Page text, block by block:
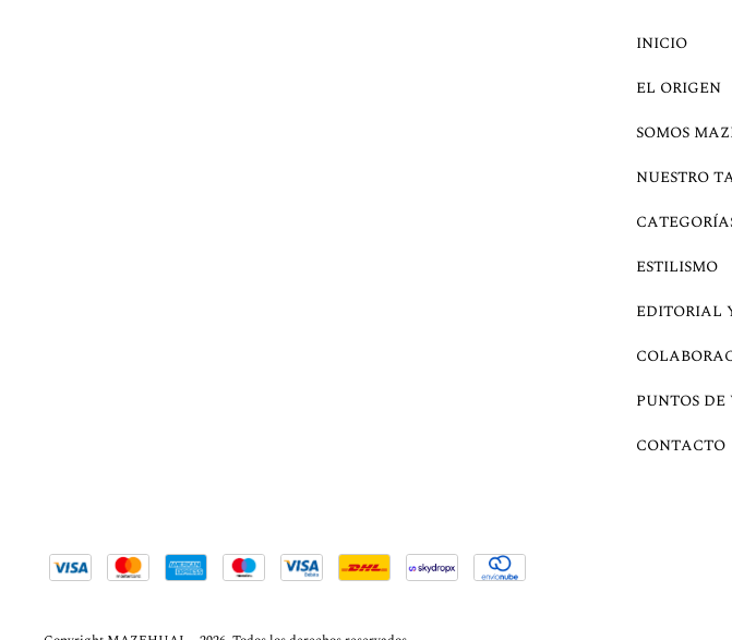
INICIO
EL ORIGEN
SOMOS
NUESTRO
ESTILISMO
EDITORIAL
PUNTOS
CONTACTO